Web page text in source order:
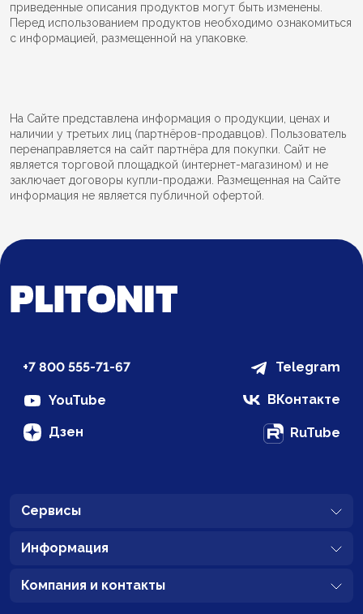
приведенные описания продуктов могут быть изменены.
Перед использованием продуктов необходимо ознакомиться
с информацией, размещенной на упаковке.
На Сайте представлена информация о продукции, ценах и
наличии у третьих лиц (партнёров-продавцов). Пользователь
перенаправляется на сайт партнёра для покупки. Сайт не
является торговой площадкой (интернет-магазином) и не
заключает договоры купли-продажи. Размещенная на Сайте
информация не является публичной офертой.
+7 800 555-71-67 Telegram
YouTube ВКонтакте
Дзен RuTube
Сервисы
Информация
Компания и контакты